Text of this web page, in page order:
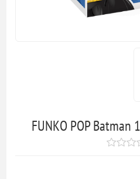
FUNKO POP Batman